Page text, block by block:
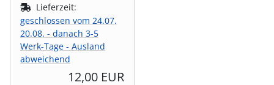
Lieferzeit:
geschlossen vom 24.07.
20.08. - danach 3-5
Werk-Tage - Ausland
abweichend
12,00 EUR